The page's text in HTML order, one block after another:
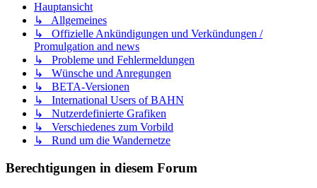
Hauptansicht
↳ Allgemeines
↳ Offizielle Ankündigungen und Verkündungen /
Promulgation and news
↳ Probleme und Fehlermeldungen
↳ Wünsche und Anregungen
↳ BETA-Versionen
↳ International Users of BAHN
↳ Nutzerdefinierte Grafiken
↳ Verschiedenes zum Vorbild
↳ Rund um die Wandernetze
Berechtigungen in diesem Forum